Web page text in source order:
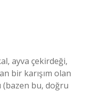
ayva çekirdeği,
bir karışım olan
(bazen bu, doğru